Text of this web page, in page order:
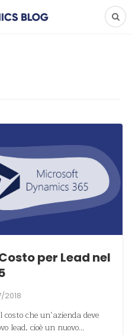
per Lead nel
2018
che un’azienda deve
lead, cioè un nuovo…